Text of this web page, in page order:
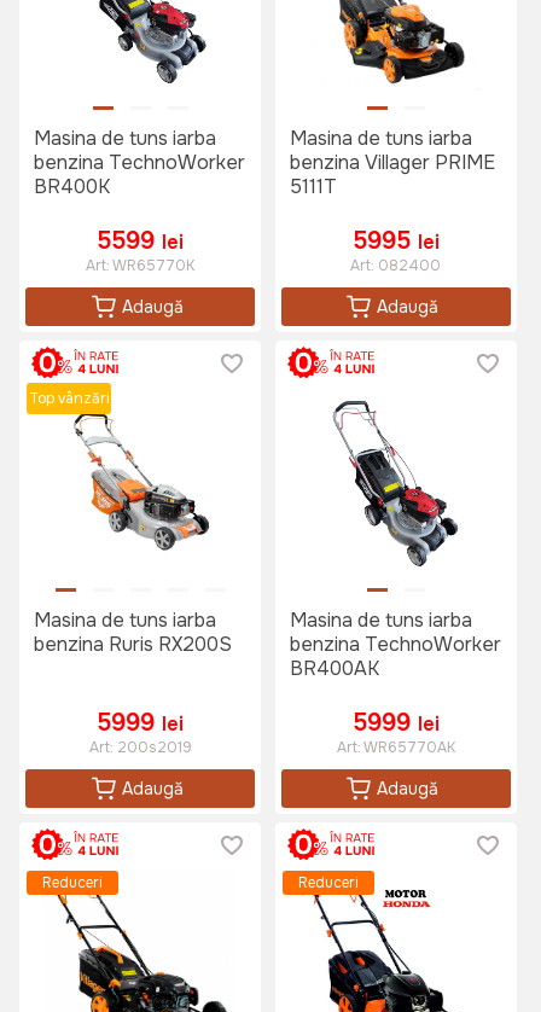
Masina de tuns iarba
benzina TechnoWorker
BR400K
5599 lei
Art:WR65770K
Adaugă
Masina de tuns iarba
benzina Villager PRIME
5111T
5995 lei
Art: 082400
Adaugă
Top vânzări
Masina de tuns iarba
benzina Ruris RX200S
5999 lei
Art: 200s2019
Adaugă
Masina de tuns iarba
benzina TechnoWorker
BR400AK
5999 lei
Art:WR65770AK
Adaugă
Reduceri Reduceri